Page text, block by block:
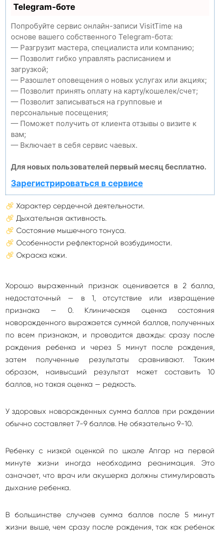
Telegram-боте
Попробуйте сервис онлайн-записи VisitTime на
основе вашего собственного Telegram-бота:
— Разгрузит мастера, специалиста или компанию;
— Позволит гибко управлять расписанием и
загрузкой;
— Разошлет оповещения о новых услугах или акциях;
— Позволит принять оплату на карту/кошелек/счет;
— Позволит записываться на групповые и
персональные посещения;
— Поможет получить от клиента отзывы о визите к
вам;
— Включает в себя сервис чаевых.
Для новых пользователей первый месяц бесплатно.
Зарегистрироваться в сервисе
Характер сердечной деятельности.
Дыхательная активность.
Состояние мышечного тонуса.
Особенности рефлекторной возбудимости.
Окраска кожи.
Хорошо выраженный признак оценивается в 2 балла,
недостаточный — в 1, отсутствие или извращение
признака — 0. Клиническая оценка состояния
новорожденного выражается суммой баллов, полученных
по всем признакам, и проводится дважды: сразу после
рождения ребенка и через 5 минут после рождения,
затем полученные результаты сравнивают. Таким
образом, наивысший результат может составить 10
баллов, но такая оценка — редкость.
У здоровых новорожденных сумма баллов при рождении
обычно составляет 7-9 баллов. Не обязательно 9-10.
Ребенку с низкой оценкой по шкале Апгар на первой
минуте жизни иногда необходима реанимация. Это
означает, что врач или акушерка должны стимулировать
дыхание ребенка.
В большинстве случаев сумма баллов после 5 минут
жизни выше, чем сразу после рождения, так как ребенок